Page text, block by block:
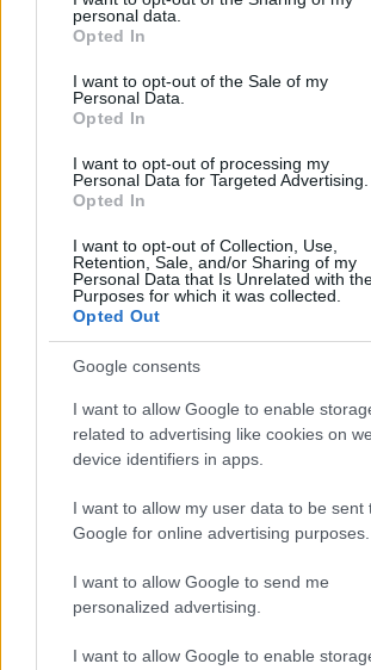
grant or deny consent to Google and its
use your data for below specified purposes
consent section.
personal data.
Opted In
I want to opt-out of the Sale of my
Personal Data.
Opted In
I want to opt-out of processing my
Personal Data for Targeted Advertising.
Opted In
I want to opt-out of Collection, Use,
Retention, Sale, and/or Sharing of my
Personal Data that Is Unrelated with
Purposes for which it was collected.
Opted Out
Google consents
I want to allow Google to enable
related to advertising like cookies on
device identifiers in apps.
I want to allow my user data to be sent
Google for online advertising purposes.
I want to allow Google to send me
personalized advertising.
I want to allow Google to enable
AUTORE
Luca Bellini proviene dalle
dopo una decisione
lasciato il lavoro in brigata per
gastronomico. In redazione
firma su inchieste su mercati
conserva la collezione di